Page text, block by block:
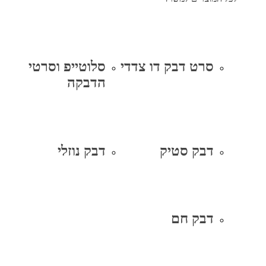
סרט דבק דו צדדי
סלוטייפ וסרטי
הדבקה
דבק סטיק דבק נוזלי
דבק חם